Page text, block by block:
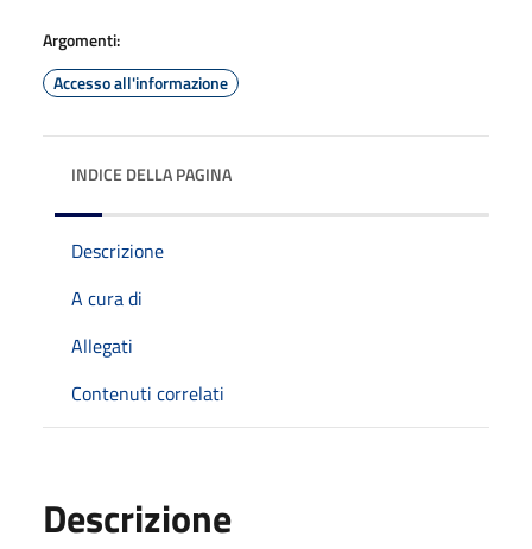
Argomenti:
Accesso all'informazione
INDICE DELLA PAGINA
Descrizione
A cura di
Allegati
Contenuti correlati
Descrizione